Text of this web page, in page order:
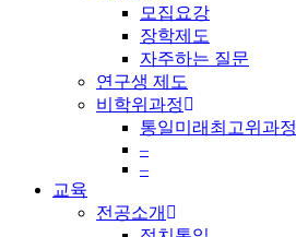
모집요강
장학제도
자주하는 질문
연구생 제도
비학위과정
통일미래최고위과정
–
–
교육
전공소개